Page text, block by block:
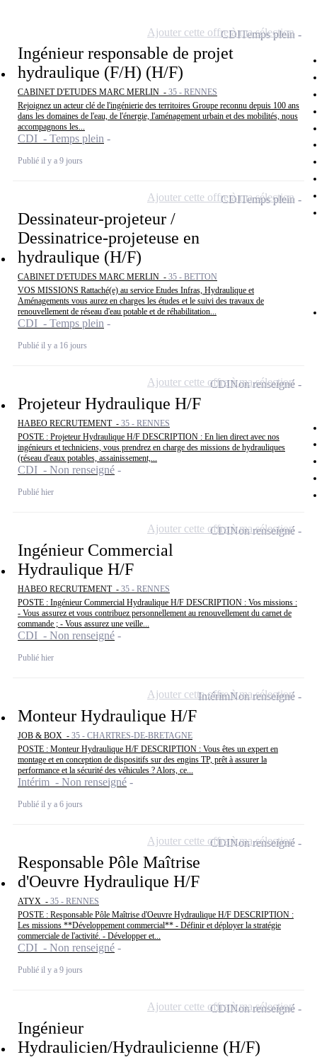
Ingénieur responsable de projet
hydraulique (F/H) (H/F)
CABINET D'ETUDES MARC MERLIN - 35 - RENNES
Rejoignez un acteur clé de l'ingénierie des territoires Groupe reconnu depuis 100 ans
dans les domaines de l'eau, de l'énergie, l'aménagement urbain et des mobilités, nous
accompagnons les...
CDI - Temps plein
Publié il y a 9 jours
CDITemps plein
Ajouter cette offre à ma sélection
Dessinateur-projeteur /
Dessinatrice-projeteuse en
hydraulique (H/F)
CABINET D'ETUDES MARC MERLIN - 35 - BETTON
VOS MISSIONS Rattaché(e) au service Etudes Infras, Hydraulique et
Aménagements vous aurez en charges les études et le suivi des travaux de
renouvellement de réseau d'eau potable et de réhabilitation...
CDI - Temps plein
Publié il y a 16 jours
CDITemps plein
Ajouter cette offre à ma sélection
Projeteur Hydraulique H/F
HABEO RECRUTEMENT - 35 - RENNES
POSTE : Projeteur Hydraulique H/F DESCRIPTION : En lien direct avec nos
ingénieurs et techniciens, vous prendrez en charge des missions de hydrauliques
(réseau d'eaux potables, assainissement,...
CDI - Non renseigné
Publié hier
CDINon renseigné
Ajouter cette offre à ma sélection
Ingénieur Commercial
Hydraulique H/F
HABEO RECRUTEMENT - 35 - RENNES
POSTE : Ingénieur Commercial Hydraulique H/F DESCRIPTION : Vos missions :
- Vous assurez et vous contribuez personnellement au renouvellement du carnet de
commande ; - Vous assurez une veille...
CDI - Non renseigné
Publié hier
CDINon renseigné
Ajouter cette offre à ma sélection
Monteur Hydraulique H/F
JOB & BOX - 35 - CHARTRES-DE-BRETAGNE
POSTE : Monteur Hydraulique H/F DESCRIPTION : Vous êtes un expert en
montage et en conception de dispositifs sur des engins TP, prêt à assurer la
performance et la sécurité des véhicules ? Alors, ce...
Intérim - Non renseigné
Publié il y a 6 jours
IntérimNon renseigné
Ajouter cette offre à ma sélection
Responsable Pôle Maîtrise
d'Oeuvre Hydraulique H/F
ATYX - 35 - RENNES
POSTE : Responsable Pôle Maîtrise d'Oeuvre Hydraulique H/F DESCRIPTION :
Les missions **Développement commercial** - Définir et déployer la stratégie
commerciale de l'activité. - Développer et...
CDI - Non renseigné
Publié il y a 9 jours
CDINon renseigné
Ajouter cette offre à ma sélection
Ingénieur
Hydraulicien/Hydraulicienne (H/F)
CDINon renseigné
Ajouter cette offre à ma sélection